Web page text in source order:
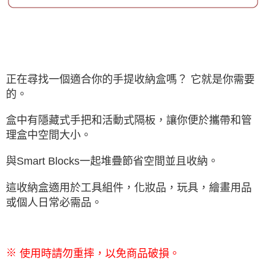
正在尋找一個適合你的手提收納盒嗎？ 它就是你需要
的。
盒中有隱藏式手把和活動式隔板，讓你便於攜帶和管
理盒中空間大小。
與Smart Blocks一起堆疊節省空間並且收納。
這收納盒適用於工具組件，化妝品，玩具，繪畫用品
或個人日常必需品。
※ 使用時請勿重摔，以免商品破損。